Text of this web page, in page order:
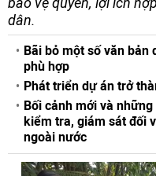
dân.
Bãi bỏ một số văn bản
phù hợp
Phát triển dự án trở
Bối cảnh mới và
kiểm tra, giám sát đối
ngoài nước